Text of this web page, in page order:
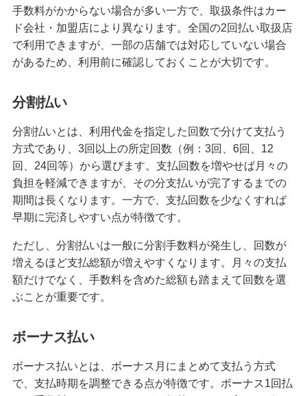
クレジットカードは何枚までが良い？2枚以上を持
つメリット・デメリット等を解説
クレジットカードのゴールドとは？特徴や発行条
クレジットカードのステータスとは？保有する必
要性や役立つシーン、選び方を解説
クレジットカードの名義変更のタイミングは？方
法や変更しないリスク等を解説
クレジットカード決済の返金対応とは？手続きの
流れやタイミング、注意点を解説
クレジットカードの引き落とし口座を変更する方
法とは？選び方や注意点も紹介
リット・デメリットや使い分け方を解説
クレジットカード決済で領収書は発行できる？代
わりの書類や注意点も解説
手数料がかからない場合が多い一方で、取扱条件はカー
ド会社・加盟店により異なります。全国の2回払い取扱店
で利用できますが、一部の店舗では対応していない場合
があるため、利用前に確認しておくことが大切です。
分割払い
分割払いとは、利用代金を指定した回数で分けて支払う
方式であり、3回以上の所定回数（例：3回、6回、12
回、24回等）から選びます。支払回数を増やせば月々の
負担を軽減できますが、その分支払いが完了するまでの
期間は長くなります。一方で、支払回数を少なくすれば
早期に完済しやすい点が特徴です。
ただし、分割払いは一般に分割手数料が発生し、回数が
増えるほど支払総額が増えやすくなります。月々の支払
額だけでなく、手数料を含めた総額も踏まえて回数を選
ぶことが重要です。
ボーナス払い
ボーナス払いとは、ボーナス月にまとめて支払う方式
で、支払時期を調整できる点が特徴です。ボーナス1回払